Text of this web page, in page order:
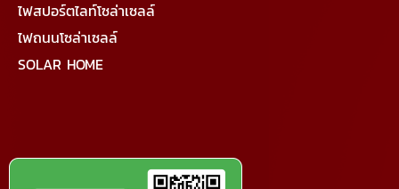
ไฟสปอร์ตไลท์โซล่าเซลล์
ไฟถนนโซล่าเซลล์
SOLAR HOME